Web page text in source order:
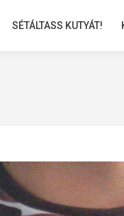
SÉTÁLTASS KUTYÁT!
SÉTÁLTASS KUTYÁT!